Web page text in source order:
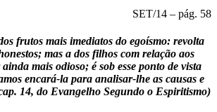
SET/14 – pág. 58
frutos mais imediatos do egoísmo: revolta
mas a dos filhos com relação aos
mais odioso; é sob esse ponto de vista
encará-la para analisar-lhe as causas e
14, do Evangelho Segundo o Espiritismo)